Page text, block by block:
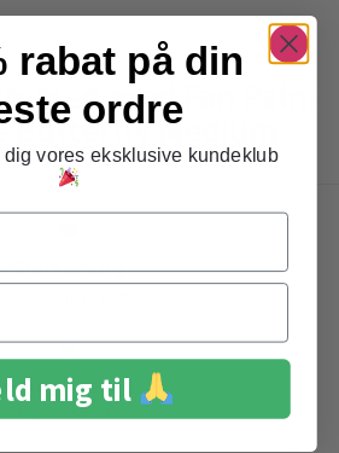
med Fan Palm
Butterfly Medium
Stort udvalg
Gratis levering
køb over 399,-
rabat på din
ordre
vores eksklusive kundeklub
mig til